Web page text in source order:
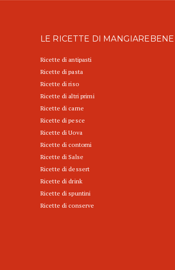
LE RICETTE DI MANGIAREBENE
Ricette di antipasti
Ricette di pasta
Ricette di riso
Ricette di altri primi
Ricette di carne
Ricette di pesce
Ricette di Uova
Ricette di contorni
Ricette di Salse
Ricette di dessert
Ricette di drink
Ricette di spuntini
Ricette di conserve